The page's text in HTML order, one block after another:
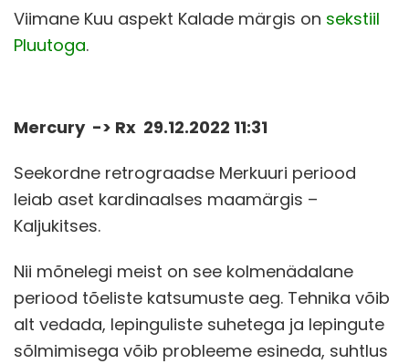
Viimane Kuu aspekt Kalade märgis on sekstiil
Pluutoga.
Mercury -> Rx 29.12.2022 11:31
Seekordne retrograadse Merkuuri periood
leiab aset kardinaalses maamärgis –
Kaljukitses.
Nii mõnelegi meist on see kolmenädalane
periood tõeliste katsumuste aeg. Tehnika võib
alt vedada, lepinguliste suhetega ja lepingute
sõlmimisega võib probleeme esineda, suhtlus